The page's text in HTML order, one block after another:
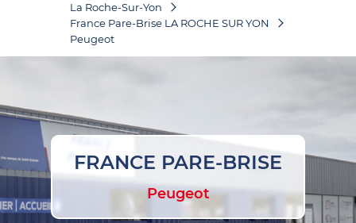
La Roche-Sur-Yon
France Pare-Brise LA ROCHE SUR YON
Peugeot
FRANCE PARE-BRISE
Peugeot